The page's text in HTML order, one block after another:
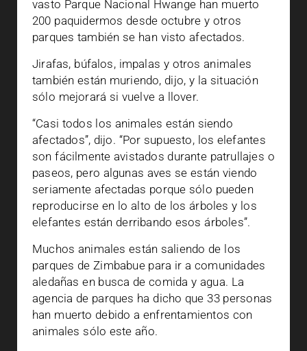
vasto Parque Nacional Hwange han muerto
200 paquidermos desde octubre y otros
parques también se han visto afectados.
Jirafas, búfalos, impalas y otros animales
también están muriendo, dijo, y la situación
sólo mejorará si vuelve a llover.
“Casi todos los animales están siendo
afectados”, dijo. “Por supuesto, los elefantes
son fácilmente avistados durante patrullajes o
paseos, pero algunas aves se están viendo
seriamente afectadas porque sólo pueden
reproducirse en lo alto de los árboles y los
elefantes están derribando esos árboles”.
Muchos animales están saliendo de los
parques de Zimbabue para ir a comunidades
aledañas en busca de comida y agua. La
agencia de parques ha dicho que 33 personas
han muerto debido a enfrentamientos con
animales sólo este año.